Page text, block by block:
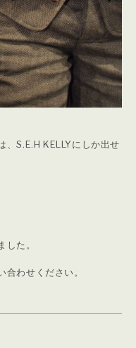
、S.E.H KELLYにしか出せ
た。
わせください。